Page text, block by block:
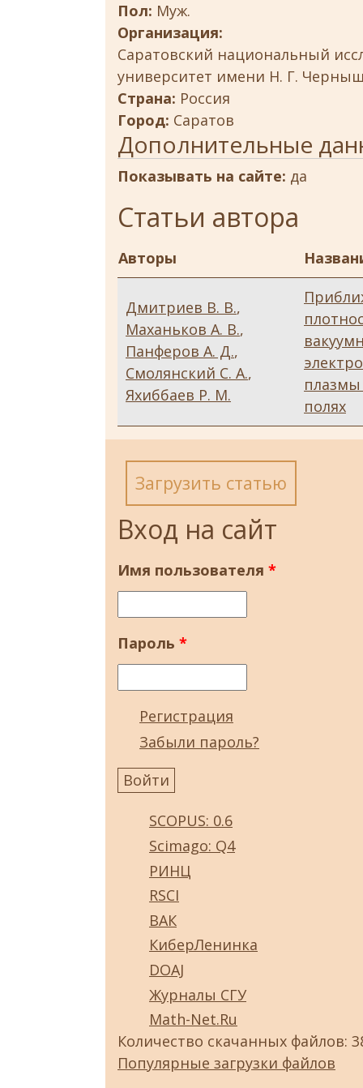
Пол: Муж.
Организация:
Саратовский национальный
университет имени Н. Г.
Страна: Россия
Город: Саратов
Дополнительные
Показывать на сайте: да
Статьи автора
Авторы
Дмитриев В. В.,
Маханьков А. В.,
Панферов А. Д.,
Смолянский С. А.,
Яхиббаев Р. М.
полях
Загрузить статью
Вход на сайт
Имя пользователя *
Пароль *
Регистрация
Забыли пароль?
SCOPUS: 0.6
Scimago: Q4
РИНЦ
RSCI
ВАК
КиберЛенинка
DOAJ
Журналы СГУ
Math-Net.Ru
Количество скачанных файлов:
Популярные загрузки файлов